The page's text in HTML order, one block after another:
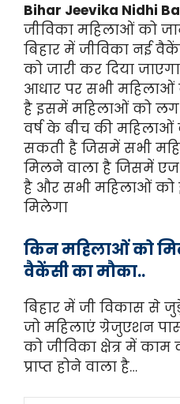
Bihar Jeevika Nidhi
जीविका महिलाओं को
बिहार में जीविका नई
को जारी कर दिया
आधार पर सभी महिलाओं
है इसमें महिलाओं को
वर्ष के बीच की महिलाओं
सकती है जिसमें सभी
मिलने वाला है जिसमें एज
है और सभी महिलाओं को
मिलेगा
किन महिलाओं को
वैकेंसी का मौका..
बिहार में जी विकास से
जो महिलाएं ग्रेजुएशन
को जीविका क्षेत्र में
प्राप्त होने वाला है…